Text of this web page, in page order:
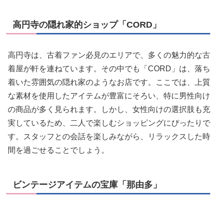
高円寺の隠れ家的ショップ「CORD」
高円寺は、古着ファン必見のエリアで、多くの魅力的な古
着屋が軒を連ねています。その中でも「CORD」は、落ち
着いた雰囲気の隠れ家のようなお店です。ここでは、上質
な素材を使用したアイテムが豊富にそろい、特に男性向け
の商品が多く見られます。しかし、女性向けの選択肢も充
実しているため、二人で楽しむショッピングにぴったりで
す。スタッフとの会話を楽しみながら、リラックスした時
間を過ごせることでしょう。
ビンテージアイテムの宝庫「那由多」